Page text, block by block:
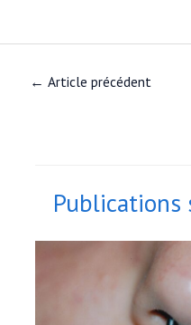
← Article précédent
Publications